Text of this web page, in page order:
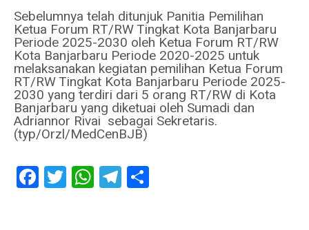
Sebelumnya telah ditunjuk Panitia Pemilihan
Ketua Forum RT/RW Tingkat Kota Banjarbaru
Periode 2025-2030 oleh Ketua Forum RT/RW
Kota Banjarbaru Periode 2020-2025 untuk
melaksanakan kegiatan pemilihan Ketua Forum
RT/RW Tingkat Kota Banjarbaru Periode 2025-
2030 yang terdiri dari 5 orang RT/RW di Kota
Banjarbaru yang diketuai oleh Sumadi dan
Adriannor Rivai sebagai Sekretaris.
(typ/Orzl/MedCenBJB)
FacebookTwitterWhatsAppTelegram